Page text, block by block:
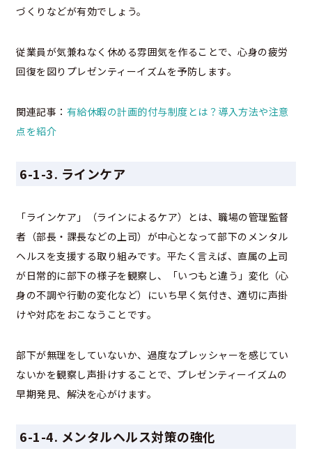
づくりなどが有効でしょう。
従業員が気兼ねなく休める雰囲気を作ることで、心身の疲労
回復を図りプレゼンティーイズムを予防します。
関連記事： 有給休暇の計画的付与制度とは？導入方法や注意
点を紹介
6-1-3. ラインケア
「ラインケア」（ラインによるケア）とは、職場の管理監督
者（部長・課長などの上司）が中心となって部下のメンタル
ヘルスを支援する取り組みです。平たく言えば、直属の上司
が日常的に部下の様子を観察し、「いつもと違う」変化（心
身の不調や行動の変化など）にいち早く気付き、適切に声掛
けや対応をおこなうことです。
部下が無理をしていないか、過度なプレッシャーを感じてい
ないかを観察し声掛けすることで、プレゼンティーイズムの
早期発見、解決を心がけます。
6-1-4. メンタルヘルス対策の強化